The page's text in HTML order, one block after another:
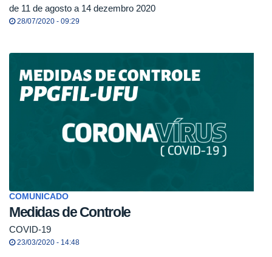
de 11 de agosto a 14 dezembro 2020
28/07/2020 - 09:29
COMUNICADO
Medidas de Controle
COVID-19
23/03/2020 - 14:48